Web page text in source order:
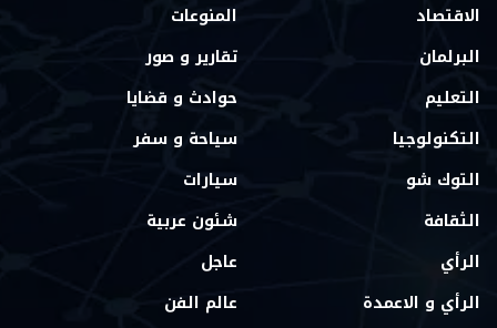
الاقتصاد
البرلمان
التعليم
التكنولوجيا
التوك شو
الثقافة
الرأي
الرأي و الاعمدة
المنوعات
تقارير و صور
حوادث و قضايا
سياحة و سفر
سيارات
شئون عربية
عاجل
عالم الفن